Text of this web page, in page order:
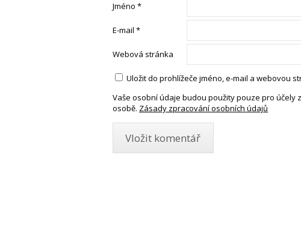
Jméno *
E-mail *
Webová stránka
Uložit do prohlížeče jméno, e-mail a webovou
Vaše osobní údaje budou použity pouze pro
osobě. Zásady zpracování osobních údajů